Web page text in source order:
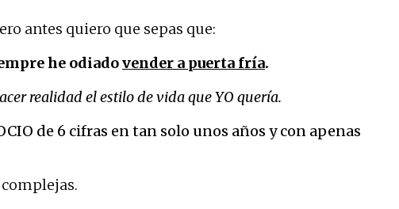
antes quiero que sepas que:
he odiadovender a puerta fría.
realidad el estilo de vida que YO quería.
de 6 cifras en tan solo unos años y con apenas